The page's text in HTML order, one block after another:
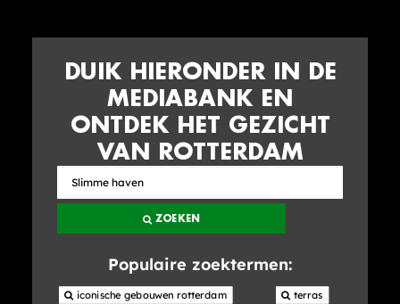
DUIK HIERONDER IN DE
MEDIABANK EN
ONTDEK HET GEZICHT
VAN ROTTERDAM
Zoek
in
de
mediabank
ZOEKEN
Populaire zoektermen:
iconische gebouwen rotterdam terras